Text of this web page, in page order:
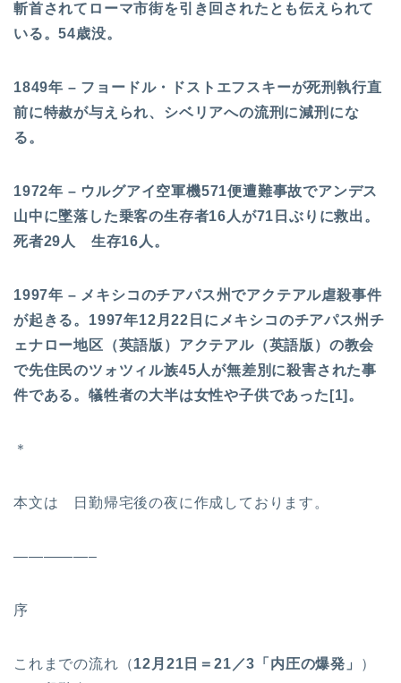
斬首されてローマ市街を引き回されたとも伝えられて
いる。54歳没。
1849年 – フョードル・ドストエフスキーが死刑執行直
前に特赦が与えられ、シベリアへの流刑に減刑にな
る。
1972年 – ウルグアイ空軍機571便遭難事故でアンデス
山中に墜落した乗客の生存者16人が71日ぶりに救出。
死者29人 生存16人。
1997年 – メキシコのチアパス州でアクテアル虐殺事件
が起きる。1997年12月22日にメキシコのチアパス州チ
ェナロー地区（英語版）アクテアル（英語版）の教会
で先住民のツォツィル族45人が無差別に殺害された事
件である。犠牲者の大半は女性や子供であった[1]。
＊
本文は 日勤帰宅後の夜に作成しております。
—————–
序
これまでの流れ（12月21日＝21／3「内圧の爆発」
）